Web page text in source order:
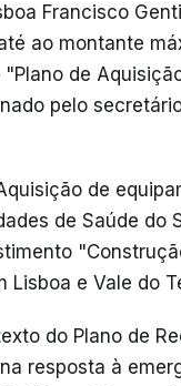
Francisco
ao montante
de
pelo
de
de Saúde do
Lisboa e Vale do
do Plano de
resposta à